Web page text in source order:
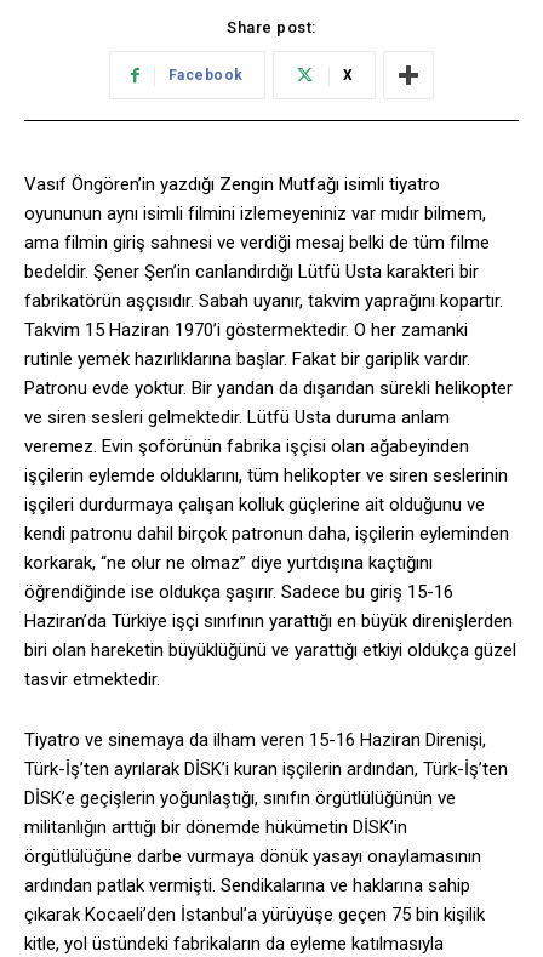
Share post:
Facebook X
Vasıf Öngören’in yazdığı Zengin Mutfağı isimli tiyatro
oyununun aynı isimli filmini izlemeyeniniz var mıdır bilmem,
ama filmin giriş sahnesi ve verdiği mesaj belki de tüm filme
bedeldir. Şener Şen’in canlandırdığı Lütfü Usta karakteri bir
fabrikatörün aşçısıdır. Sabah uyanır, takvim yaprağını kopartır.
Takvim 15 Haziran 1970’i göstermektedir. O her zamanki
rutinle yemek hazırlıklarına başlar. Fakat bir gariplik vardır.
Patronu evde yoktur. Bir yandan da dışarıdan sürekli helikopter
ve siren sesleri gelmektedir. Lütfü Usta duruma anlam
veremez. Evin şoförünün fabrika işçisi olan ağabeyinden
işçilerin eylemde olduklarını, tüm helikopter ve siren seslerinin
işçileri durdurmaya çalışan kolluk güçlerine ait olduğunu ve
kendi patronu dahil birçok patronun daha, işçilerin eyleminden
korkarak, “ne olur ne olmaz” diye yurtdışına kaçtığını
öğrendiğinde ise oldukça şaşırır. Sadece bu giriş 15-16
Haziran’da Türkiye işçi sınıfının yarattığı en büyük direnişlerden
biri olan hareketin büyüklüğünü ve yarattığı etkiyi oldukça güzel
tasvir etmektedir.
Tiyatro ve sinemaya da ilham veren 15-16 Haziran Direnişi,
Türk-İş’ten ayrılarak DİSK’i kuran işçilerin ardından, Türk-İş’ten
DİSK’e geçişlerin yoğunlaştığı, sınıfın örgütlülüğünün ve
militanlığın arttığı bir dönemde hükümetin DİSK’in
örgütlülüğüne darbe vurmaya dönük yasayı onaylamasının
ardından patlak vermişti. Sendikalarına ve haklarına sahip
çıkarak Kocaeli’den İstanbul’a yürüyüşe geçen 75 bin kişilik
kitle, yol üstündeki fabrikaların da eyleme katılmasıyla